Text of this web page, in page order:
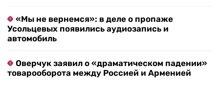
«Мы не вернемся»: в деле о пропаже
Усольцевых появились аудиозапись и
автомобиль
Оверчук заявил о «драматическом падении»
товарооборота между Россией и Арменией